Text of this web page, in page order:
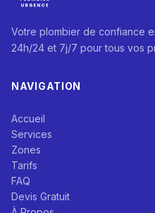
Votre plombier de confiance
24h/24 et 7j/7 pour tous vos
NAVIGATION
Accueil
Services
Zones
Tarifs
FAQ
Devis Gratuit